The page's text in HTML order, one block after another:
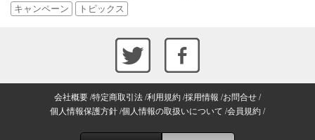
キャンペーン
トピックス
会社概要 特定商取引法 利用規約 採用情報 お問合せ
個人情報保護方針 個人情報の取扱いについて 会員規約